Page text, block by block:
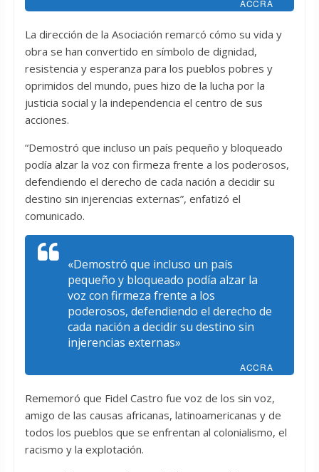
ACCRA
La dirección de la Asociación remarcó cómo su vida y
obra se han convertido en símbolo de dignidad,
resistencia y esperanza para los pueblos pobres y
oprimidos del mundo, pues hizo de la lucha por la
justicia social y la independencia el centro de sus
acciones.
“Demostró que incluso un país pequeño y bloqueado
podía alzar la voz con firmeza frente a los poderosos,
defendiendo el derecho de cada nación a decidir su
destino sin injerencias externas”, enfatizó el
comunicado.
«Demostró que incluso un país
pequeño y bloqueado podía alzar la
voz con firmeza frente a los
poderosos, defendiendo el derecho de
cada nación a decidir su destino sin
injerencias externas»
ACCRA
Rememoró que Fidel Castro fue voz de los sin voz,
amigo de las causas africanas, latinoamericanas y de
todos los pueblos que se enfrentan al colonialismo, el
racismo y la explotación.